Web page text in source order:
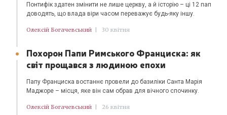
Понтифік здатен змінити не лише церкву, а й історію – ці 12 пап
доводять, що влада віри часом переважує будь-яку іншу.
Олексій Богачевський | 30 квітня
Похорон Папи Римського Франциска: як
світ прощався з людиною епохи
Папу Франциска востаннє провели до базиліки Санта Марія
Маджоре – місця, яке він сам обрав для вічного спочинку.
Олексій Богачевський | 26 квітня